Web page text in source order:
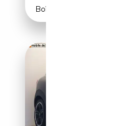
Boîte manuelle